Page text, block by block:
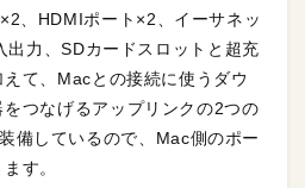
、HDMIポート×2、イーサネッ
出力、SDカードスロットと超充
て、Macとの接続に使うダウ
つなげるアップリンクの2つの
備しているので、Mac側のポー
す。